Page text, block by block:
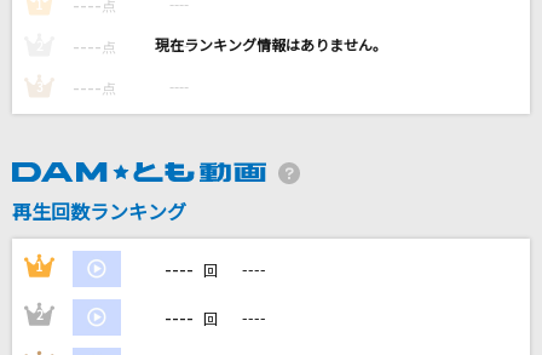
カラオケ最新情報をチェック！
カラオケをもっと楽しもう！
1 ---- 点 ----
---- 点 ----
3 ---- 点 ----
再生回数ランキング
1 ---- 回 ----
2 ---- 回 ----